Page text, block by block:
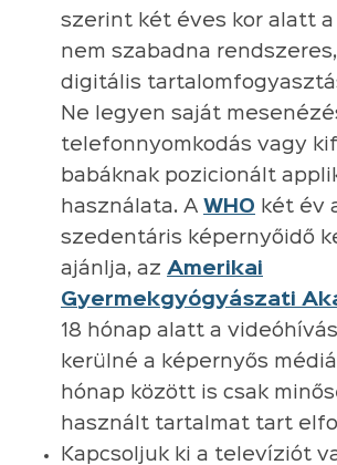
szerint két éves kor alatt
nem szabadna
digitális
Ne legyen saját
telefonnyomkodás vagy
babáknak pozicionált
használata. A WHO két év
szedentáris képernyőidő
ajánlja, az Amerikai
Gyermekgyógyászati
18 hónap alatt a
kerülné a képernyős
hónap között is csak
használt tartalmat tart
Kapcsoljuk ki a televíziót